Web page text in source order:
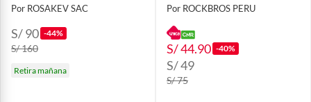
Por ROSAKEV SAC
S/ 90 -44%
S/ 160
Retira mañana
Por ROCKBROS PERU
S/ 44.90 -40%
S/ 49
S/ 75